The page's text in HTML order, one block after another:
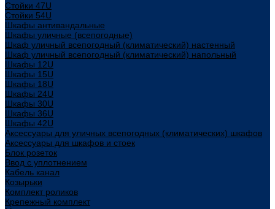
Стойки 47U
Стойки 54U
Шкафы антивандальные
Шкафы уличные (всепогодные)
Шкаф уличный всепогодный (климатический) настенный
Шкаф уличный всепогодный (климатический) напольный
Шкафы 12U
Шкафы 15U
Шкафы 18U
Шкафы 24U
Шкафы 30U
Шкафы 36U
Шкафы 42U
Аксессуары для уличных всепогодных (климатических) шкафов
Аксессуары для шкафов и стоек
Блок розеток
Ввод с уплотнением
Кабель канал
Козырьки
Комплект роликов
Крепежный комплект